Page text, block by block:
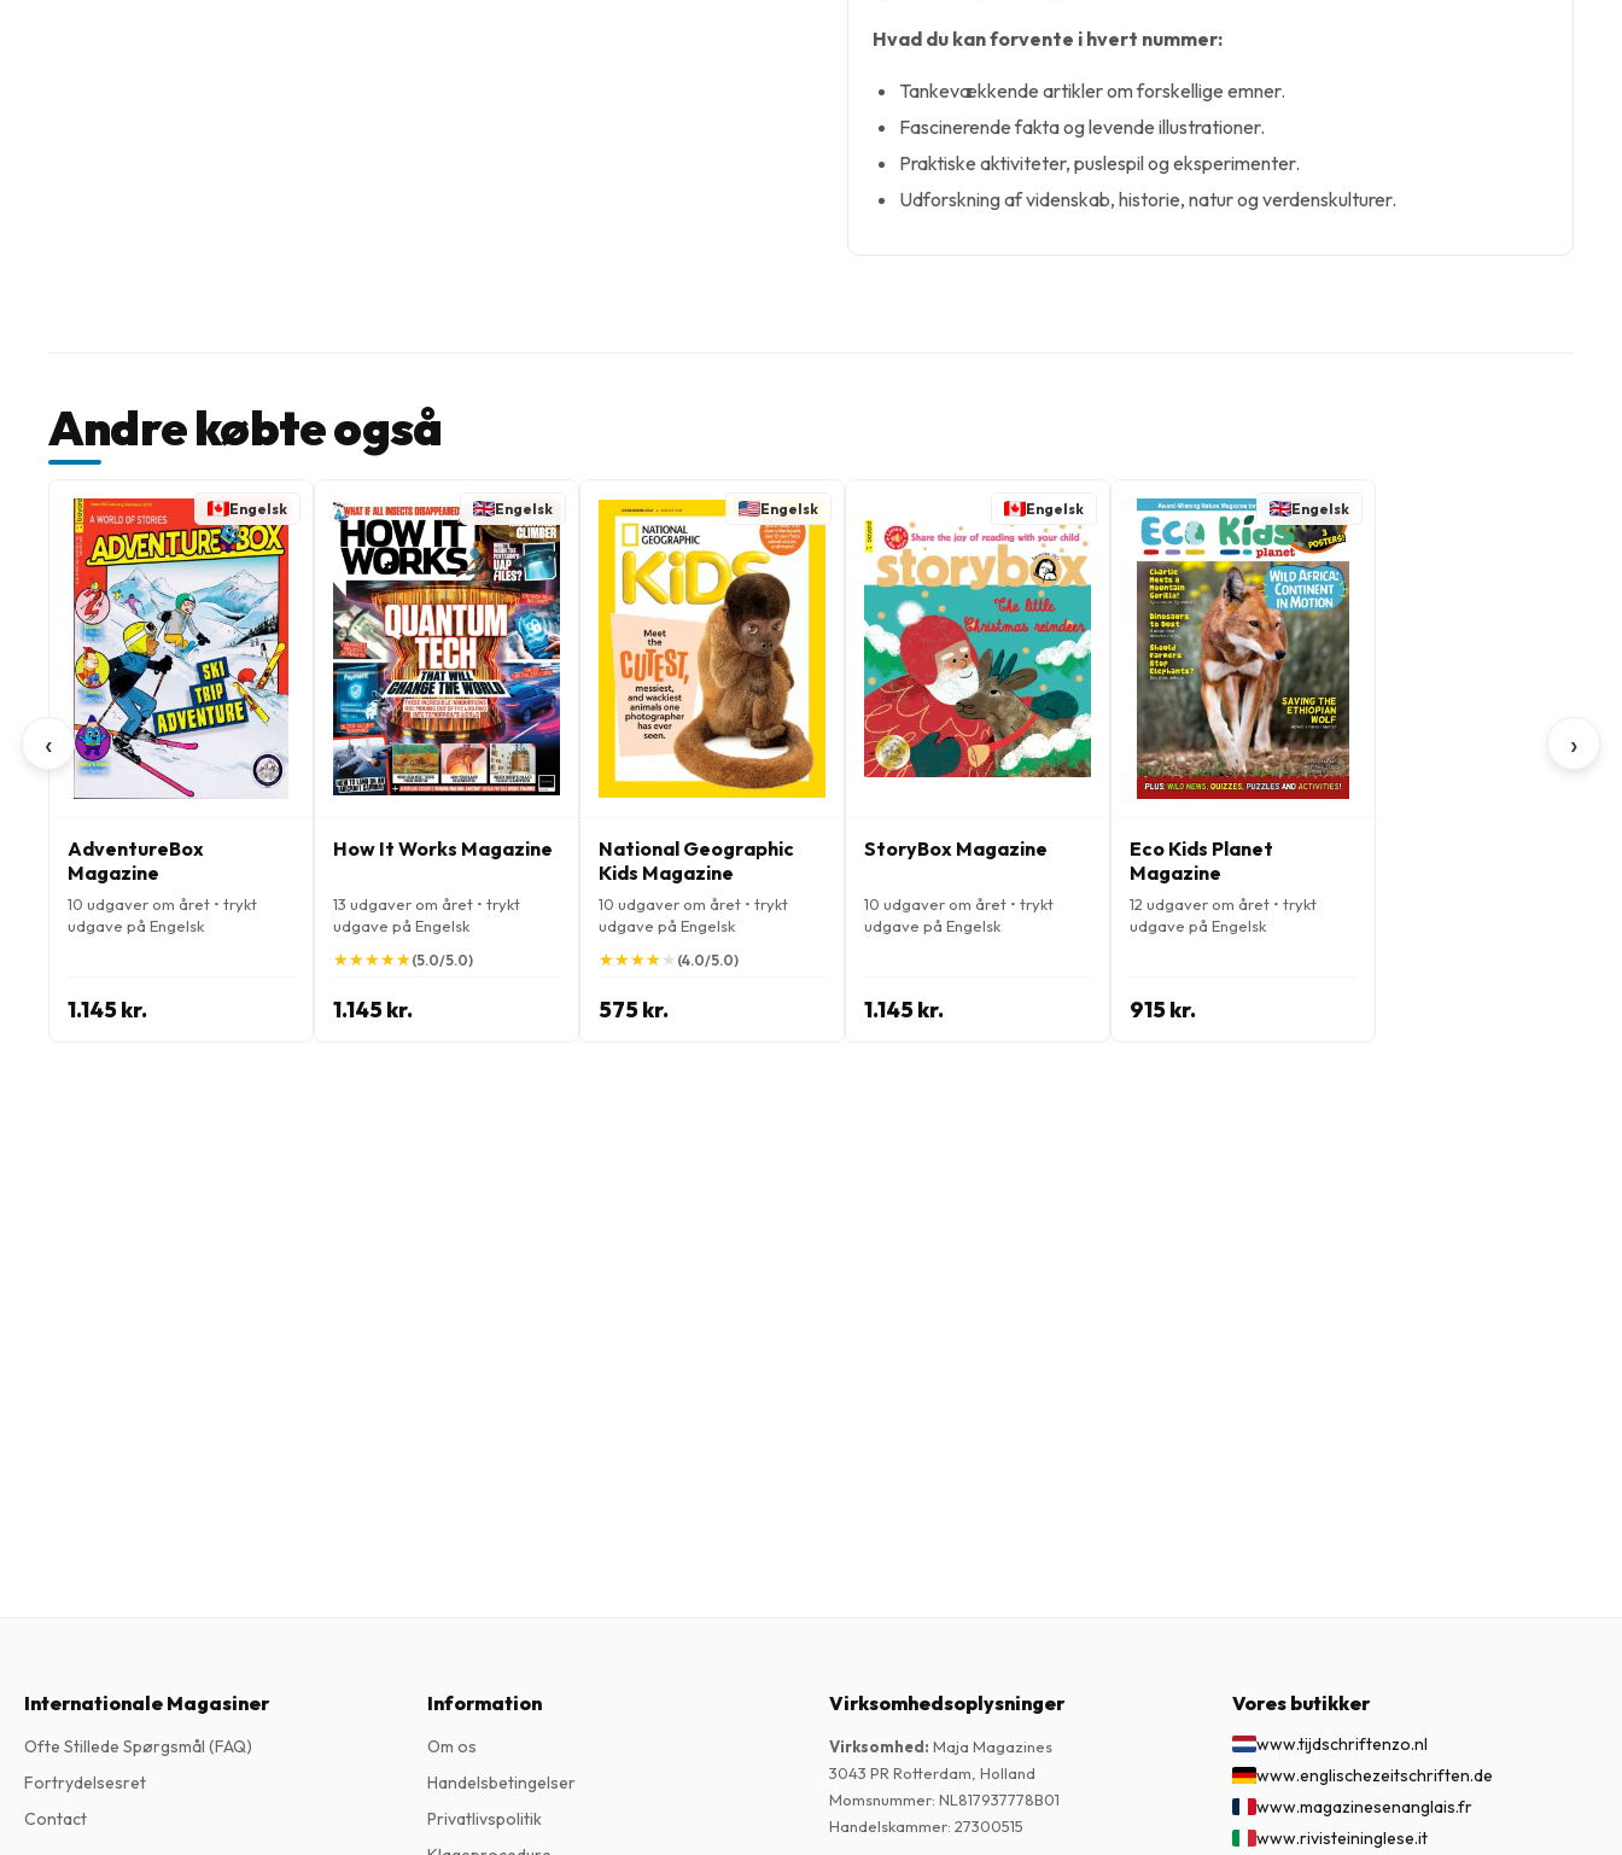
Hvad du kan forvente i hvert nummer:
Tankevækkende artikler om forskellige emner.
Fascinerende fakta og levende illustrationer.
Praktiske aktiviteter, puslespil og eksperimenter.
Udforskning af videnskab, historie, natur og verdenskulturer.
Andre købte også
‹
Engelsk
AdventureBox
Magazine
10 udgaver om året • trykt
udgave på Engelsk
1.145 kr.
Engelsk
How It Works Magazine
13 udgaver om året • trykt
udgave på Engelsk
★
★★
★★
★★
★★
★(5.0/5.0)
1.145 kr.
Engelsk
National Geographic
Kids Magazine
10 udgaver om året • trykt
udgave på Engelsk
★
★★
★★
★★
★★
★ (4.0/5.0)
575 kr.
Engelsk
StoryBox Magazine
10 udgaver om året • trykt
udgave på Engelsk
1.145 kr.
Engelsk
Eco Kids Planet
Magazine
12 udgaver om året • trykt
udgave på Engelsk
915 kr.
›
Internationale Magasiner
Ofte Stillede Spørgsmål (FAQ)
Fortrydelsesret
Contact
Information
Om os
Handelsbetingelser
Privatlivspolitik
Virksomhedsoplysninger
Virksomhed: Maja Magazines
3043 PR Rotterdam, Holland
Momsnummer: NL817937778B01
Handelskammer: 27300515
Vores butikker
www.tijdschriftenzo.nl
www.englischezeitschriften.de
www.magazinesenanglais.fr
www.rivisteininglese.it